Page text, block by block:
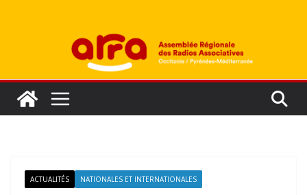
ACTUALITÉS NATIONALES ET INTERNATIONALES